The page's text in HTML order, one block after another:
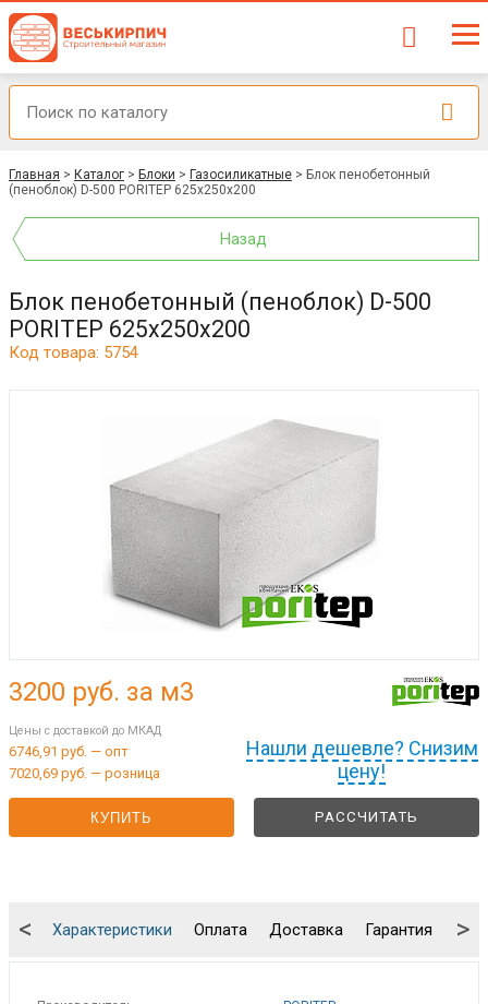
Главная > Каталог > Блоки > Газосиликатные > Блок пенобетонный
(пеноблок) D-500 PORITEP 625х250х200
Назад
Блок пенобетонный (пеноблок) D-500
PORITEP 625х250х200
Код товара: 5754
Нашли дешевле? Снизим
цену!
3200 руб. за м3
Цены с доставкой до МКАД
6746,91 руб. — опт
7020,69 руб. — розница
КУПИТЬ РАССЧИТАТЬ
Характеристики Оплата Доставка Гарантия
< >